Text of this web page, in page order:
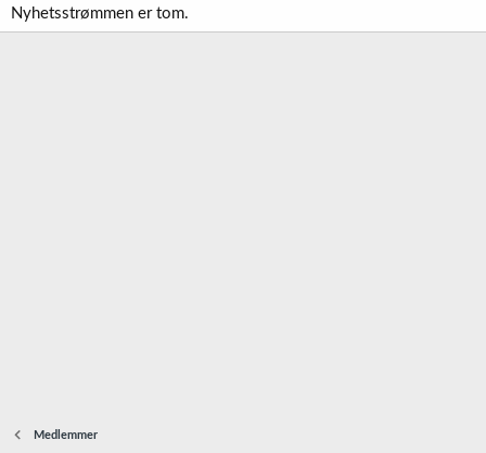
Nyhetsstrømmen er tom.
Medlemmer